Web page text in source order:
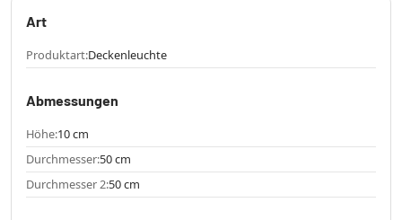
Art
Produktart:Deckenleuchte
Abmessungen
Höhe:10 cm
Durchmesser:50 cm
Durchmesser 2:50 cm